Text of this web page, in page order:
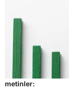
metinler: